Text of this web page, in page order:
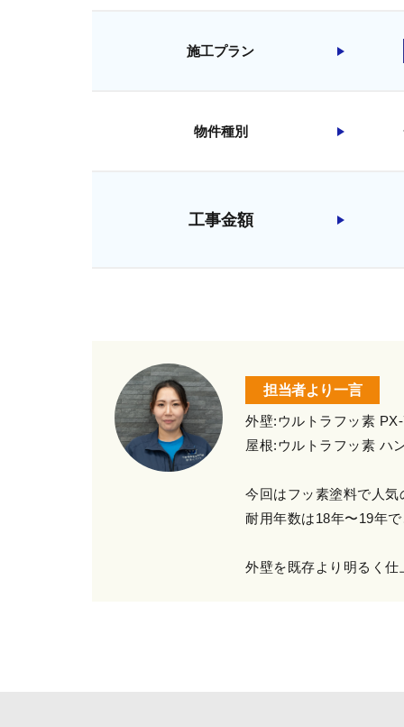
施工プラン
物件種別
工事金額
担当者より一言
外壁:ウルトラフッ素
屋根:ウルトラフッ素 ハ
今回はフッ素塗料で人
耐用年数は18年〜19年
外壁を既存より明るく